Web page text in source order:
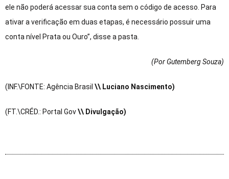
ele não poderá acessar sua conta sem o código de acesso. Para
ativar a verificação em duas etapas, é necessário possuir uma
conta nível Prata ou Ouro”, disse a pasta.
(Por Gutemberg Souza)
(INF.\FONTE: Agência Brasil \\ Luciano Nascimento)
(FT.\CRÉD.: Portal Gov\\ Divulgação)